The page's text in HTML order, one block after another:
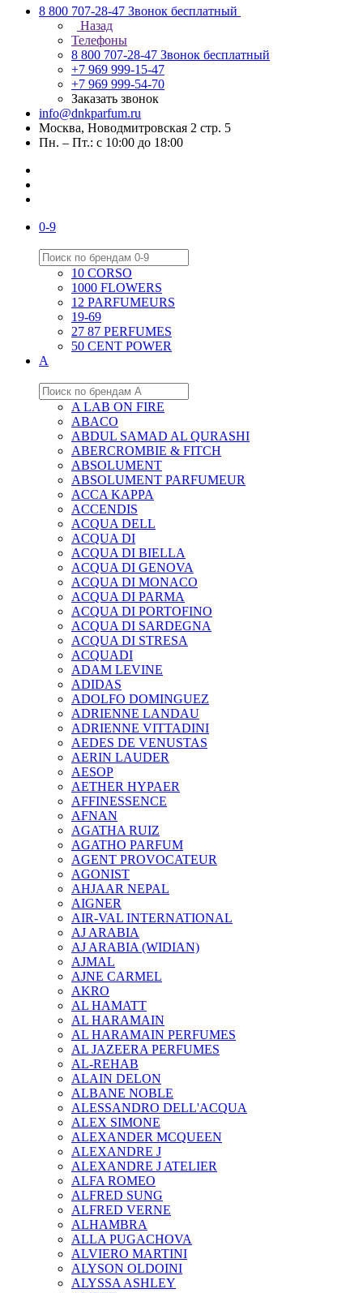
8 800 707-28-47 Звонок бесплатный
Назад
Телефоны
8 800 707-28-47 Звонок бесплатный
+7 969 999-15-47
+7 969 999-54-70
Заказать звонок
info@dnkparfum.ru
Москва, Новодмитровская 2 стр. 5
Пн. – Пт.: с 10:00 до 18:00
0-9
10 CORSO
1000 FLOWERS
12 PARFUMEURS
19-69
27 87 PERFUMES
50 CENT POWER
A
A LAB ON FIRE
ABACO
ABDUL SAMAD AL QURASHI
ABERCROMBIE & FITCH
ABSOLUMENT
ABSOLUMENT PARFUMEUR
ACCA KAPPA
ACCENDIS
ACQUA DELL
ACQUA DI
ACQUA DI BIELLA
ACQUA DI GENOVA
ACQUA DI MONACO
ACQUA DI PARMA
ACQUA DI PORTOFINO
ACQUA DI SARDEGNA
ACQUA DI STRESA
ACQUADI
ADAM LEVINE
ADIDAS
ADOLFO DOMINGUEZ
ADRIENNE LANDAU
ADRIENNE VITTADINI
AEDES DE VENUSTAS
AERIN LAUDER
AESOP
AETHER HYPAER
AFFINESSENCE
AFNAN
AGATHA RUIZ
AGATHO PARFUM
AGENT PROVOCATEUR
AGONIST
AHJAAR NEPAL
AIGNER
AIR-VAL INTERNATIONAL
AJ ARABIA
AJ ARABIA (WIDIAN)
AJMAL
AJNE CARMEL
AKRO
AL HAMATT
AL HARAMAIN
AL HARAMAIN PERFUMES
AL JAZEERA PERFUMES
AL-REHAB
ALAIN DELON
ALBANE NOBLE
ALESSANDRO DELL'ACQUA
ALEX SIMONE
ALEXANDER MCQUEEN
ALEXANDRE J
ALEXANDRE J ATELIER
ALFA ROMEO
ALFRED SUNG
ALFRED VERNE
ALHAMBRA
ALLA PUGACHOVA
ALVIERO MARTINI
ALYSON OLDOINI
ALYSSA ASHLEY